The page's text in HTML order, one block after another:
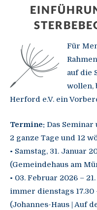
Für
auf die
wollen,
Herford e.V. ein
Termine: Das Seminar
2 ganze Tage und 12
• Samstag, 31. Januar
(Gemeindehaus am
• 03. Februar 2026 –
immer dienstags 17.30
(Johannes-Haus | Auf